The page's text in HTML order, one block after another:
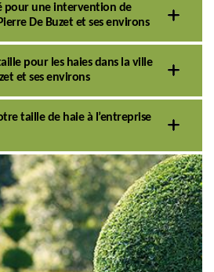
pour une intervention de
De Buzet et ses environs
pour les haies dans la ville
et ses environs
taille de haie à l’entreprise